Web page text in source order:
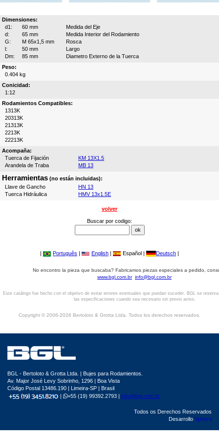
Dimensiones:
d1:
60 mm
Medida del Eje
d:
65 mm
Medida Interior del Rodamiento
G:
M 65x1,5 mm
Rosca
l:
50 mm
Largo
Dm:
85 mm
Diametro Externo de la Tuerca
Peso:
0.404 kg
Conicidad:
1:12
Rodamientos Compatibles:
1313K
20313K
21313K
2213K
22213K
Acompaña:
Tuerca de Fijación
KM 13X1.5
Arandela de Traba
MB 13
Herramientas (no están incluidas):
Llave de Gancho
HN 13
Tuerca Hidráulica
HMV 13x1.5E
volver
Buscar por codigo:
| Português | English | Español | Deutsch |
No encontro la pieza que buscaba? Fabricamos piezas especiales a pedido,
www.bgl.com.br info@bgl.com.br
Este catálogo fue hecho con el objetivo de evitar errores eventuales que puedan suceder. BGL se
las especificaciones cuando sea necesario sin previo aviso.
Copyright © 2006-2026 Bertoloto & Grotta Ltda. Todos los derechos reservados.
BGL - Bertoloto & Grotta Ltda. | Bujes para Rodamientos.
Av. Major José Levy Sobrinho, 1296 | Boa Vista
Código Postal 13486.190 | Limeira-SP | Brasil
|
+55 (19) 99392.2793 | info@bgl.com.br
Todos os Derechos Reservados
Desarrollo Sphera